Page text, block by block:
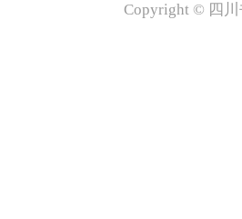
Copyright © 四